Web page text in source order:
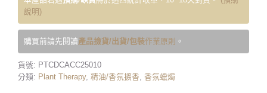
說明)
購買前請先閱讀產品撿貨/出貨/包裝作業原則 。
貨號: PTCDCACC25010
分類: Plant Therapy, 精油/香氛擴香 香氛蠟燭